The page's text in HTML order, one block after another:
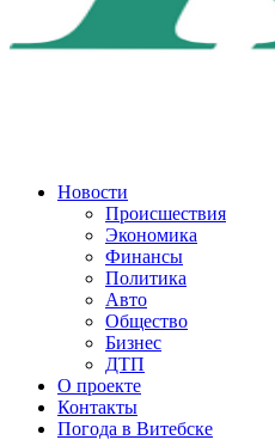
Новости
Происшествия
Экономика
Финансы
Политика
Авто
Общество
Бизнес
ДТП
О проекте
Контакты
Погода в Витебске